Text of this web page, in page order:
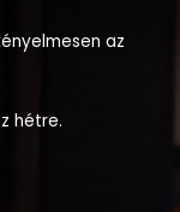
az
hétre.